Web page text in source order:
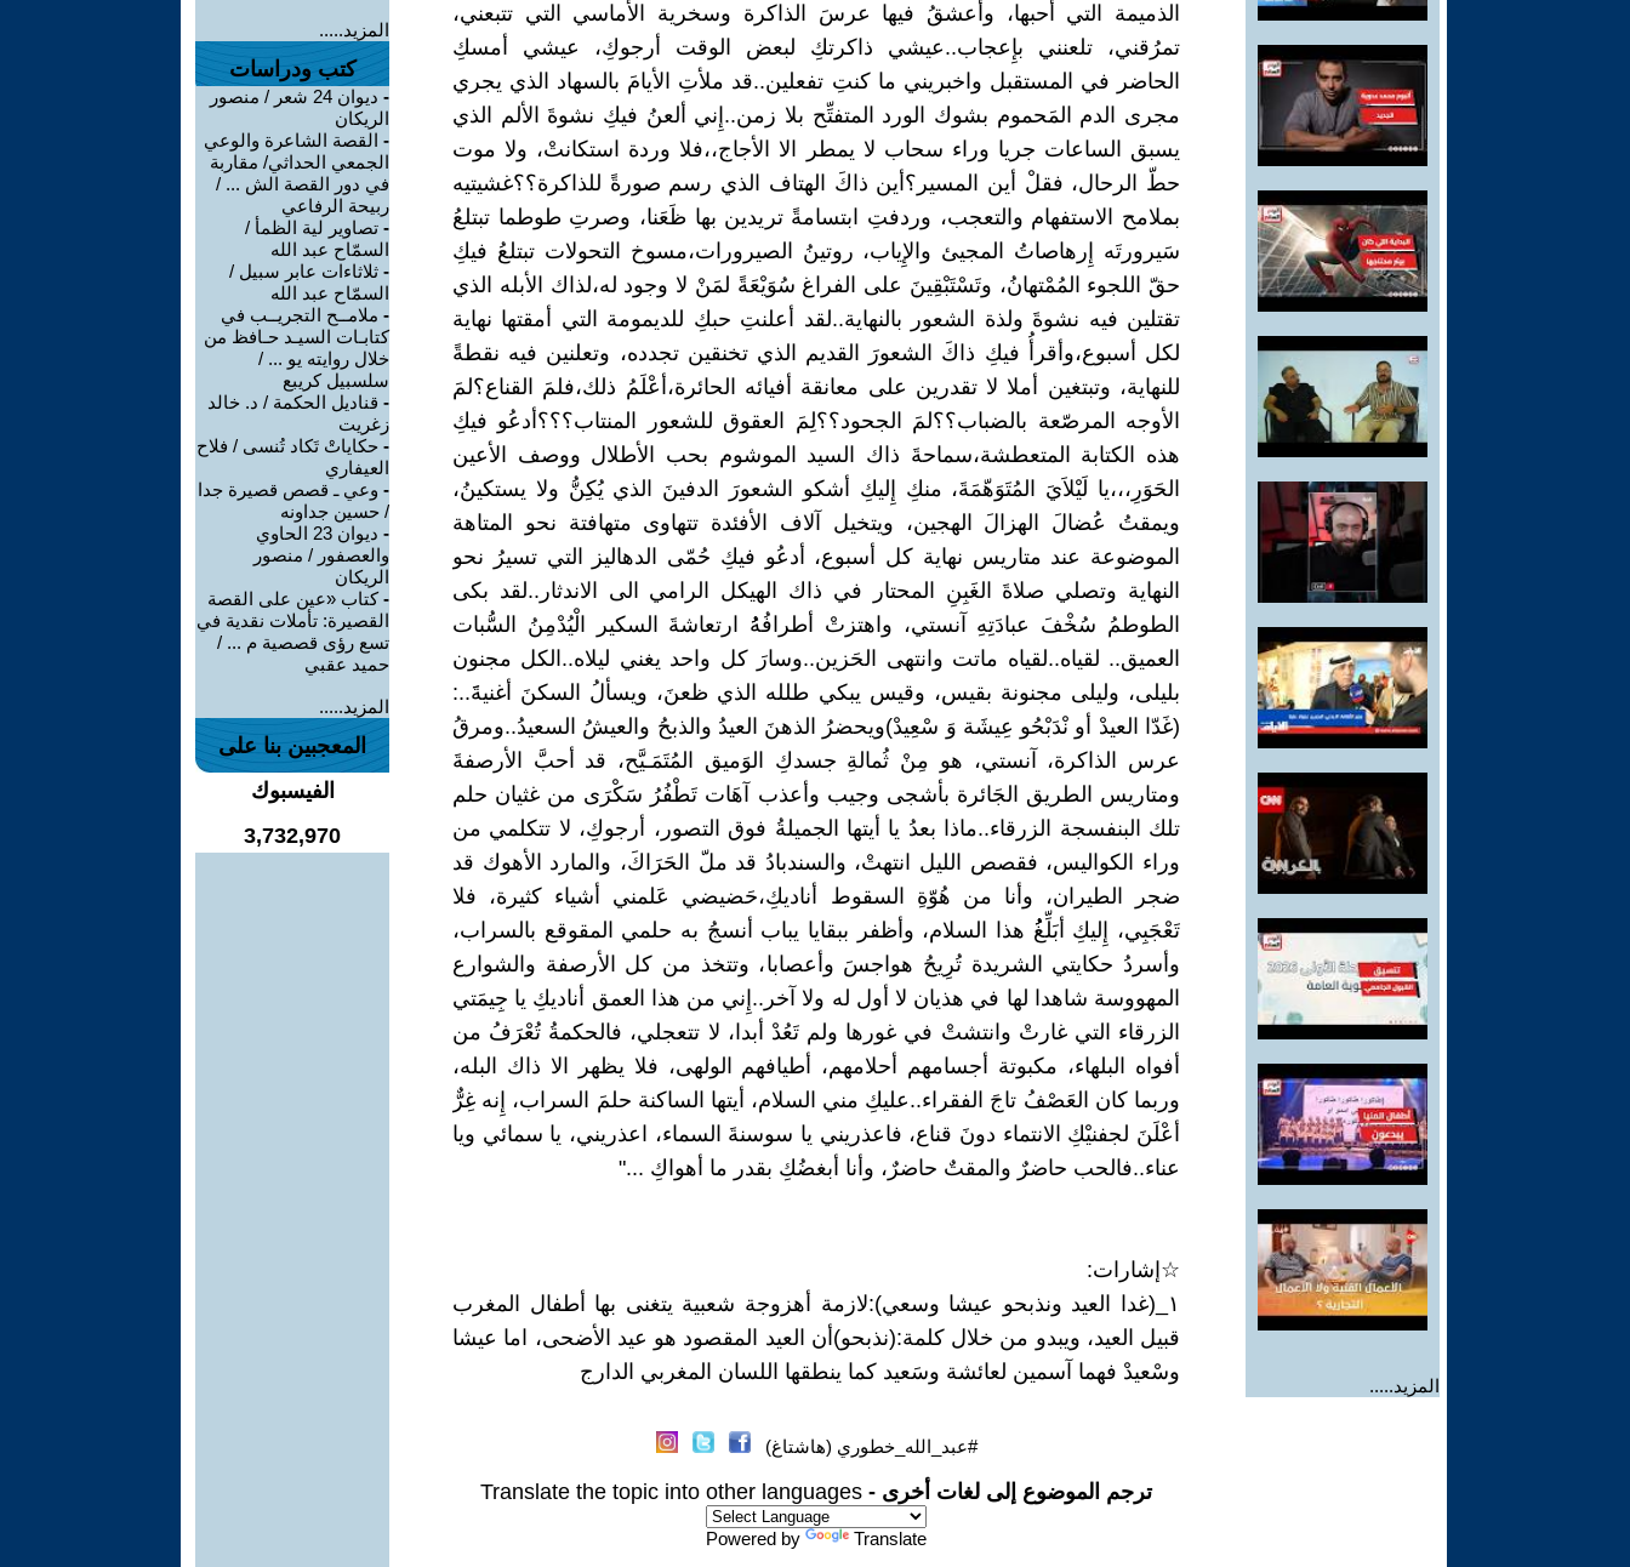
المزيد.....
الذميمة التي أحبها، وأعشقُ فيها عرسَ الذاكرة وسخرية الأماسي التي تتبعني،
تمرُقني، تلعنني بإِعجاب..عيشي ذاكرتكِ لبعض الوقت أرجوكِ، عيشي أمسكِ
الحاضر في المستقبل واخبريني ما كنتِ تفعلين..قد ملأتِ الأيامَ بالسهاد الذي يجري
مجرى الدم المَحموم بشوك الورد المتفتِّح بلا زمن..إِني ألعنُ فيكِ نشوةَ الألم الذي
يسبق الساعات جريا وراء سحاب لا يمطر الا الأجاج،،فلا وردة استكانتْ، ولا موت
حطّ الرحال، فقلْ أين المسير؟أين ذاكَ الهتاف الذي رسم صورةً للذاكرة؟؟غشيتيه
بملامح الاستفهام والتعجب، وردفتِ ابتسامةً تريدين بها ظَعَنا، وصرتِ طوطما تبتلعُ
سَيرورتَه إِرهاصاتُ المجيئ والإِياب، روتينُ الصيرورات،مسوخ التحولات تبتلعُ فيكِ
حقّ اللجوء المُمْتهانُ، وتَسْتَبْقِينَ على الفراغ سُوَيْعَةً لمَنْ لا وجود له،لذاك الأبله الذي
تقتلين فيه نشوةَ ولذة الشعور بالنهاية..لقد أعلنتِ حبكِ للديمومة التي أمقتها نهاية
لكل أسبوع،وأقرأُ فيكِ ذاكَ الشعورَ القديم الذي تخنقين تجدده، وتعلنين فيه نقطةً
للنهاية، وتبتغين أملا لا تقدرين على معانقة أفيائه الحائرة،أعْلَمُ ذلك،فلمَ القناع؟لمَ
الأوجه المرصّعة بالضباب؟؟لمَ الجحود؟؟لِمَ العقوق للشعور المنتاب؟؟؟أدعُو فيكِ
هذه الكتابة المتعطشة،سماحةَ ذاك السيد الموشوم بحب الأطلال ووصف الأعين
الحَوَرِ،،،يا لَيْلاَيَ المُتَوَهّمَةَ، منكِ إِليكِ أشكو الشعورَ الدفينَ الذي يُكِنُّ ولا يستكينُ،
ويمقتُ عُضالَ الهزالَ الهجين، ويتخيل آلاف الأفئدة تتهاوى متهافتة نحو المتاهة
الموضوعة عند متاريس نهاية كل أسبوع، أدعُو فيكِ حُمّى الدهاليز التي تسيرُ نحو
النهاية وتصلي صلاةَ الغَبِنِ المحتار في ذاك الهيكل الرامي الى الاندثار..لقد بكى
الطوطمُ سُخْفَ عبادَتِهِ آنستي، واهتزتْ أطرافُهُُ ارتعاشةَ السكير الْيُدْمِنُ السُّبات
العميق.. لقياه..لقياه ماتت وانتهى الحَزين..وسارَ كل واحد يغني ليلاه..الكل مجنون
بليلى، وليلى مجنونة بقيس، وقيس يبكي طلله الذي ظعنَ، ويسألُ السكنَ أغنيةََ..:
(غَدّا العيدْ أو نْدَبْحُو عِيشَة وَ سْعِيدْ)ويحضرُ الذهنَ العيدُ والذبحُ والعيشُ السعيدُ..ومرقُ
عرس الذاكرة، آنستي، هو مِنْ ثُمالةِ جسدكِ الوَميق المُتَمَـيَّح، قد أحبَّ الأرصفةَ
ومتاريس الطريق الجَائرة بأشجى وجيب وأعذب آهَات تَطْفُرُ سَكْرَى من غثيان حلم
تلك البنفسجة الزرقاء..ماذا بعدُ يا أيتها الجميلةُ فوق التصور، أرجوكِ، لا تتكلمي من
وراء الكواليس، فقصص الليل انتهتْ، والسندبادُ قد ملّ الحَرَاكَ، والمارد الأهوك قد
ضجر الطيران، وأنا من هُوّةِ السقوط أناديكِ،حَضيضي عَلمني أشياء كثيرة، فلا
تَعْجَبِي، إِليكِ أبَلِّغُُ هذا السلام، وأظفر ببقايا يباب أنسجُ به حلمي المقوقع بالسراب،
وأسردُ حكايتي الشريدة تُرِيحُ هواجسَ وأعصابا، وتتخذ من كل الأرصفة والشوارع
المهووسة شاهدا لها في هذيان لا أول له ولا آخر..إِني من هذا العمق أناديكِ يا جِيمَتي
الزرقاء التي غارتْ وانتشتْ في غورها ولم تَعُدْ أبدا، لا تتعجلي، فالحكمةُ تُعْرَفُ من
أفواه البلهاء، مكبوتة أجسامهم أحلامهم، أطيافهم الولهى، فلا يظهر الا ذاك البله،
وربما كان العَصْفُ تاجَ الفقراء..عليكِ مني السلام، أيتها الساكنة حلمَ السراب، إِنه غِرٌّ
أعْلَنَ لجفنيْكِ الانتماء دونَ قناع، فاعذريني يا سوسنةَ السماء، اعذريني، يا سمائي ويا
عناء..فالحب حاضرٌ والمقتٌ حاضرٌ، وأنا أبغضُكِ بقدر ما أهواكِ ..."
☆إشارات:
١_(غدا العيد ونذبحو عيشا وسعي):لازمة أهزوجة شعبية يتغنى بها أطفال المغرب
قبيل العيد، ويبدو من خلال كلمة:(نذبحو)أن العيد المقصود هو عيد الأضحى، اما عيشا
وسْعيدْ فهما آسمين لعائشة وسَعيد كما ينطقها اللسان المغربي الدارج
#عبد_الله_خطوري (هاشتاغ)
ترجم الموضوع إلى لغات أخرى - Translate the topic into other languages
Powered by Translate
المزيد.....
كتب ودراسات
-
ديوان 24 شعر / منصور
الريكان
- القصة الشاعرة والوعي
الجمعي الحداثي/ مقاربة
في دور القصة الش ... /
ربيحة الرفاعي
- تصاوير لية الظمأ /
السمّاح عبد الله
- ثلاثاءات عابر سبيل /
السمّاح عبد الله
- ملامــح التجريــب في
كتابـات السيـد حـافظ من
خلال روايته يو ... /
سلسبيل كريبع
- قناديل الحكمة / د. خالد
زغريت
- حكاياتْ تَكاد تُنسى / فلاح
العيفاري
- وعي ـ قصص قصيرة جدا
/ حسين جداونه
-
ديوان 23 الحاوي
والعصفور / منصور
الريكان
-كتاب «عين على القصة
القصيرة: تأملات نقدية في
تسع رؤى قصصية م ... /
حميد عقبي
المزيد.....
المعجبين بنا على
الفيسبوك
3,732,970